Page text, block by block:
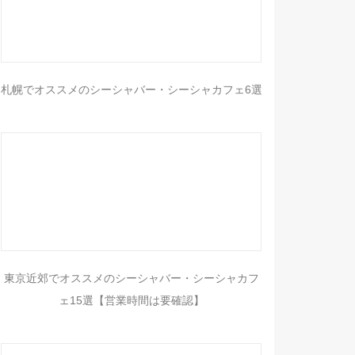
札幌でオススメのシーシャバー・シーシャカフェ6選
東京近郊でオススメのシーシャバー・シーシャカフ
ェ15選【営業時間は要確認】